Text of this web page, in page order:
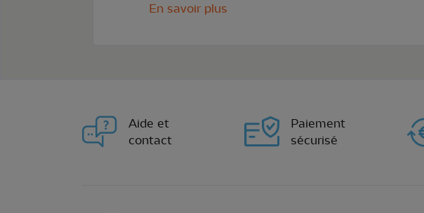
En savoir plus
Aide et
contact
Paiement
sécurisé